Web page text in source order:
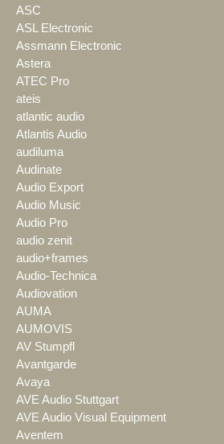
ASC
ASL Electronic
Assmann Electronic
Astera
ATEC Pro
ateis
atlantic audio
Atlantis Audio
audiluma
Audinate
Audio Export
Audio Music
Audio Pro
audio zenit
audio+frames
Audio-Technica
Audiovation
AUMA
AUMOVIS
AV Stumpfl
Avantgarde
Avaya
AVE Audio Stuttgart
AVE Audio Visual Equipment
Aventem